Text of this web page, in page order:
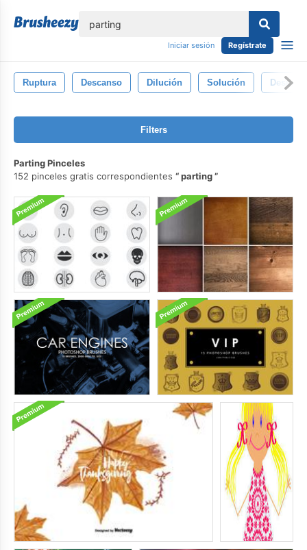
Iniciar sesión Regístrate
Ruptura Descanso Dilución Solución
Filters
Parting Pinceles
152 pinceles gratis correspondientes
parting